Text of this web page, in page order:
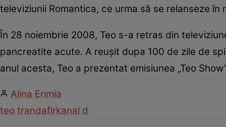
televiziunii Romantica, ce urma să se relanseze în
În 28 noiembrie 2008, Teo s-a retras din
pancreatite acute. A reușit dupa 100 de zile de
anul acesta, Teo a prezentat emisiunea „Teo
Alina Erimia
teo trandafirkanal d